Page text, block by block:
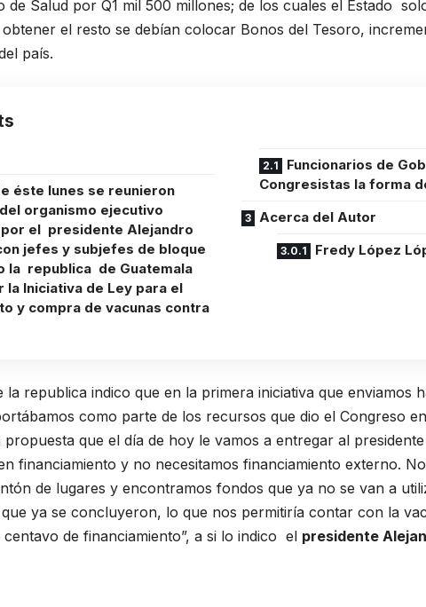
de Salud por Q1 mil 500 millones; de los cuales el Estado
el resto se debían colocar Bonos del Tesoro,
país.
éste lunes se reunieron
organismo ejecutivo
el presidente Alejandro
jefes y subjefes de bloque
la republica de Guatemala
la Iniciativa de Ley para el
y compra de vacunas contra
Funcionarios de
Congresistas la forma
Acerca del Autor
Fredy López
la republica indico que en la primera iniciativa que enviamos
como parte de los recursos que dio el Congreso
propuesta que el día de hoy le vamos a entregar al
financiamiento y no necesitamos financiamiento externo.
de lugares y encontramos fondos que ya no se van a
ya se concluyeron, lo que nos permitiría contar con la
de financiamiento”, a si lo indico el presidente